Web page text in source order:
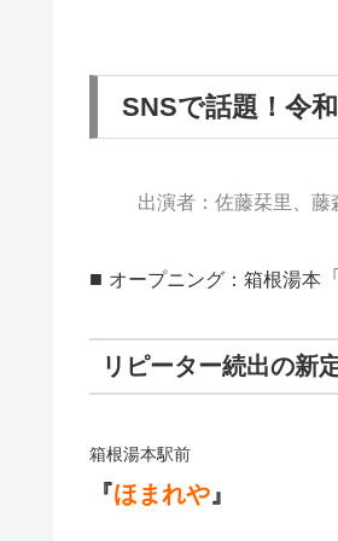
SNSで話題！令
出演者：佐藤栞里、藤
■ オープニング：箱根湯本
リピーター続出の新
箱根湯本駅前
『ほまれや』